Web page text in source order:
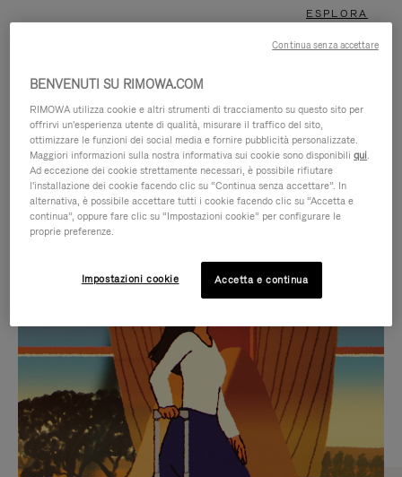
ESPLORA
NON
È
IN
PAUSA,
PREMERE
È
SILENZIATO,
PREMI
PER
ATTIVARE
SELEZIONI REGALO CURATE
Trova la compagna perfetta
per ogni viaggio
BENVENUTI SU RIMOWA.COM
RIMOWA utilizza cookie e altri strumenti di tracciamento su questo sito per
offrirvi un'esperienza utente di qualità, misurare il traffico del sito,
ottimizzare le funzioni dei social media e fornire pubblicità personalizzate.
Maggiori informazioni sulla nostra informativa sui cookie sono disponibiliqui.
Ad eccezione dei cookie strettamente necessari, è possibile rifiutare
l'installazione dei cookie facendo clic su “Continua senza accettare”. In
alternativa, è possibile accettare tutti i cookie facendo clic su “Accetta e
continua”, oppure fare clic su “Impostazioni cookie” per configurare le
proprie preferenze.
Impostazioni cookie Accetta e continua
Continua senza accettare